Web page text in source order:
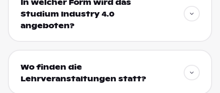
In welcher Form wird das
Studium Industry 4.0
angeboten?
Wo finden die
Lehrveranstaltungen statt?